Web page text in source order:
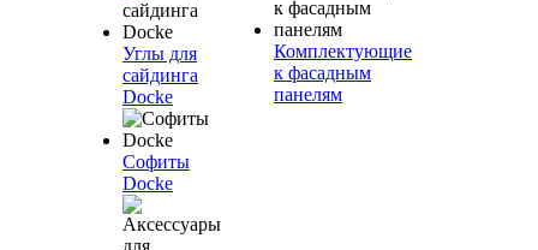
Углы для
сайдинга
Docke
Софиты
Docke
Комплектующие
к фасадным
панелям